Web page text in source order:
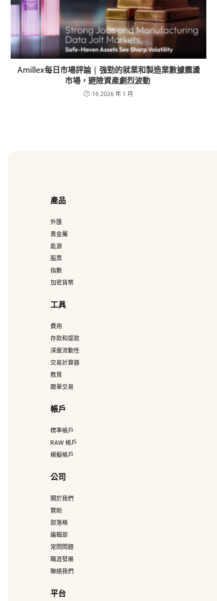
Amillex每日市場評論 | 強勁的就業和製造業數據震盪
市場，避險資產劇烈波動
16 2026 年 1 月
產品
外匯
貴金屬
能源
股票
指數
加密貨幣
工具
費用
存款和提款
深度流動性
交易計算器
教育
跟單交易
帳戶
標準帳戶
RAW 帳戶
模擬帳戶
公司
關於我們
贊助
部落格
編輯部
常問問題
職涯發展
聯絡我們
平台